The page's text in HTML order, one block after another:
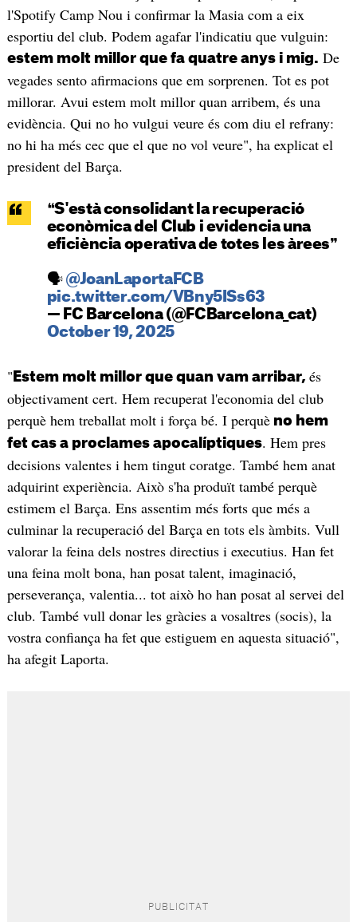
l'Spotify Camp Nou i confirmar la Masia com a eix
esportiu del club. Podem agafar l'indicatiu que vulguin:
estem molt millor que fa quatre anys i mig. De
vegades sento afirmacions que em sorprenen. Tot es pot
millorar. Avui estem molt millor quan arribem, és una
evidència. Qui no ho vulgui veure és com diu el refrany:
no hi ha més cec que el que no vol veure", ha explicat el
president del Barça.
❝S'està consolidant la recuperació
econòmica del Club i evidencia una
eficiència operativa de totes les àrees❞
🗣️ @JoanLaportaFCB
pic.twitter.com/VBny5ISs63
— FC Barcelona (@FCBarcelona_cat)
October 19, 2025
" Estem molt millor que quan vam arribar, és
objectivament cert. Hem recuperat l'economia del club
perquè hem treballat molt i força bé. I perquèno hem
fet cas a proclames apocalíptiques. Hem pres
decisions valentes i hem tingut coratge. També hem anat
adquirint experiència. Això s'ha produït també perquè
estimem el Barça. Ens assentim més forts que més a
culminar la recuperació del Barça en tots els àmbits. Vull
valorar la feina dels nostres directius i executius. Han fet
una feina molt bona, han posat talent, imaginació,
perseverança, valentia... tot això ho han posat al servei del
club. També vull donar les gràcies a vosaltres (socis), la
vostra confiança ha fet que estiguem en aquesta situació",
ha afegit Laporta.